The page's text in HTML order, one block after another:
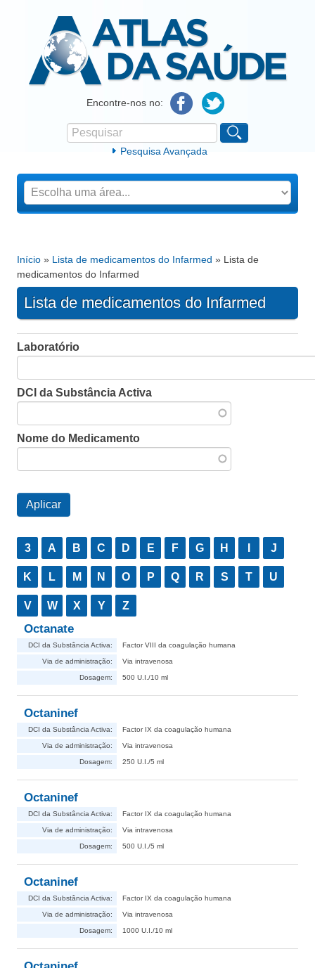
Atlas da SaúdeEncontre-nos no:
Formulário de procura
Pesquisar
Pesquisa Avançada
Está aqui
Início » Lista de medicamentos do Infarmed » Lista de
medicamentos do Infarmed
Lista de medicamentos do Infarmed
Laboratório
DCI da Substância Activa
Nome do Medicamento
3 A B C D E F G H J
K L M N O P Q R S T U
V W X Y Z
Octanate
DCI da Substância Activa: Factor VIII da coagulação humana
Via de administração: Via intravenosa
Dosagem: 500 U.I./10 ml
Octaninef
DCI da Substância Activa: Factor IX da coagulação humana
Via de administração: Via intravenosa
Dosagem: 250 U.I./5 ml
Octaninef
DCI da Substância Activa: Factor IX da coagulação humana
Via de administração: Via intravenosa
Dosagem: 500 U.I./5 ml
Octaninef
DCI da Substância Activa: Factor IX da coagulação humana
Via de administração: Via intravenosa
Dosagem: 1000 U.I./10 ml